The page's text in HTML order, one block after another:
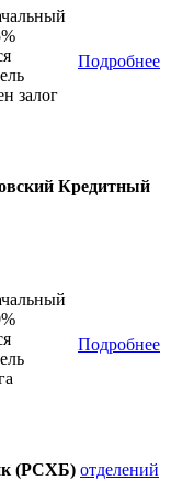
залог
Подробнее
Кредитный
Подробнее
(РСХБ) отделений